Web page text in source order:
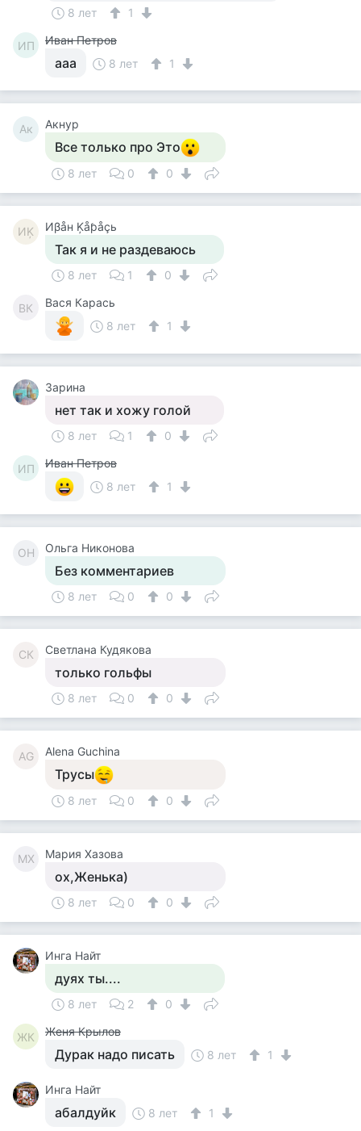
8 лет 1
ИП Иван Петров
ааа 8 лет 1
Ак Акнур
Все только про Это
8 лет 0 0
ИĶ Иβåн Ķåƥåçь
Так я и не раздеваюсь
8 лет 1 0
ВК
Вася Карась
8 лет
1
Зарина
нет так и хожу голой
8 лет 1 0
ИП
Иван Петров
8 лет
1
ОН Ольга Никонова
Без комментариев
8 лет 0 0
СК Светлана Кудякова
только гольфы
8 лет 0 0
AG Alena Guchina
Трусы
8 лет 0 0
МХ Мария Хазова
ох,Женька)
8 лет 0 0
Инга Найт
дуях ты....
8 лет 2 0
ЖК Женя Крылов
Дурак надо писать 8 лет 1
Инга Найт
абалдуйк 8 лет 1